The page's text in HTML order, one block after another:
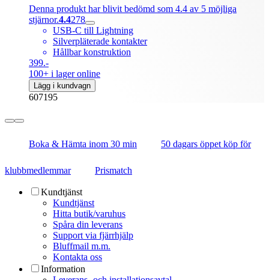
Denna produkt har blivit bedömd som 4.4 av 5 möjliga
stjärnor.4.4278
USB-C till Lightning
Silverpläterade kontakter
Hållbar konstruktion
399.-
100+ i lager online
Lägg i kundvagn
607195
Boka & Hämta inom 30 min 50 dagars öppet köp för
klubbmedlemmar Prismatch
Kundtjänst
Kundtjänst
Hitta butik/varuhus
Spåra din leverans
Support via fjärrhjälp
Bluffmail m.m.
Kontakta oss
Information